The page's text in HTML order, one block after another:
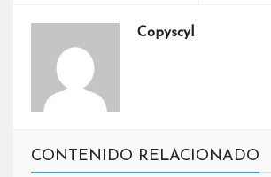
Copyscyl
CONTENIDO RELACIONADO